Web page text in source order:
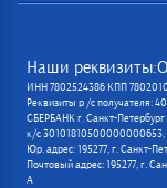
Наши
ИНН 7802524386 КПП
Реквизиты р /с
СБЕРБАНК г. Санкт-Петербург
к/с
Юр. адрес: 195277, г. Санкт-
Почтовый адрес: 195277, г.
А